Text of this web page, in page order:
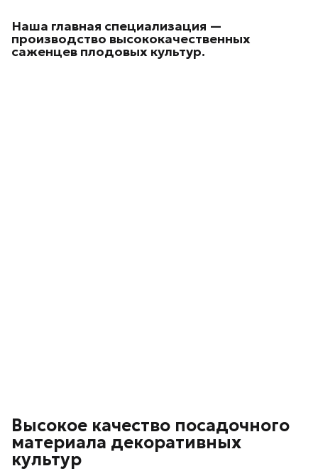
Наша главная специализация —
производство высококачественных
саженцев плодовых культур.
Высокое качество посадочного
материала декоративных
культур